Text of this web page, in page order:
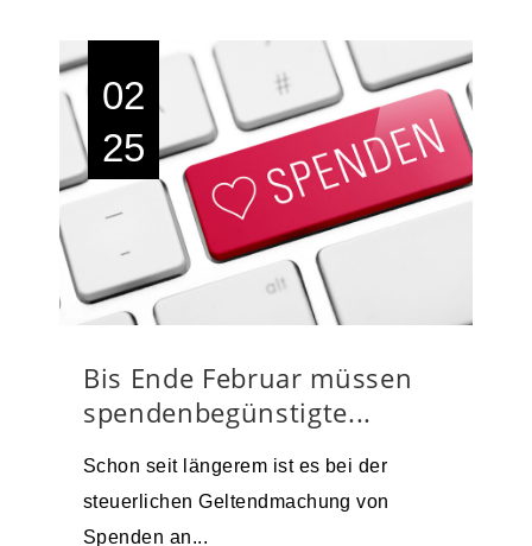
02
25
Bis Ende Februar müssen
spendenbegünstigte...
Schon seit längerem ist es bei der
steuerlichen Geltendmachung von
Spenden an...